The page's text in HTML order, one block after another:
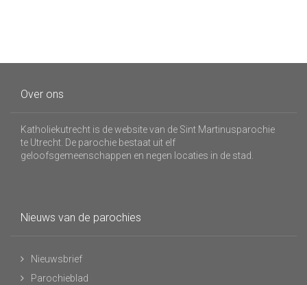
Over ons
Katholiekutrecht is de website van de Sint Martinusparochie
te Utrecht. De parochie bestaat uit elf
geloofsgemeenschappen en negen locaties in de stad.
Nieuws van de parochies
Nieuwsbrief
Parochieblad